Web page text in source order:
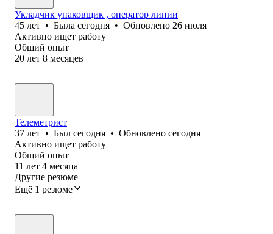
Укладчик упаковщик , оператор линии
45 лет • Была сегодня • Обновлено 26 июля
Активно ищет работу
Общий опыт
20 лет 8 месяцев
Телеметрист
37 лет • Был сегодня • Обновлено сегодня
Активно ищет работу
Общий опыт
11 лет 4 месяца
Другие резюме
Ещё 1 резюме